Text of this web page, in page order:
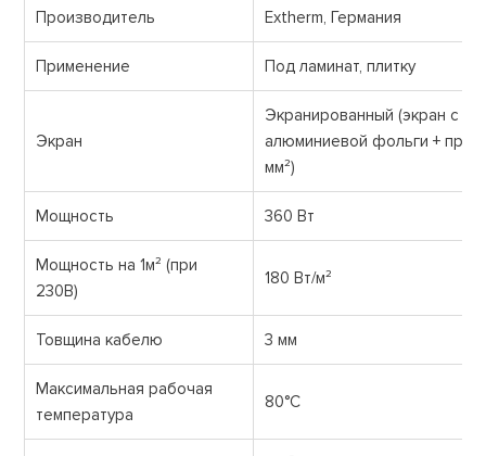
Производитель Extherm, Германия
Применение Под ламинат, плитку
Экран
Экранированный (экран с
алюминиевой фольги +
мм²)
Мощность 360 Вт
Мощность на 1м² (при
230В)
180 Вт/м²
Товщина кабелю 3 мм
Максимальная рабочая
температура
80°С